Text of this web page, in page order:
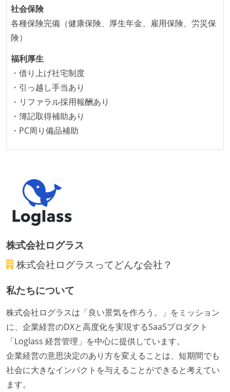
ーまたはペアプログラミングを実施している
「リファクタリングは随時行われるべき」という価値
何らかのコーディング規約をチーム全体で遵守するよ
うにしている
提出されたコードには自動的にリグレッションテスト
が実行される環境が構築されている
テストの実施度
ほとんどのプロダクトコードに単体テストを記述、実
ほとんどの機能に受け入れテストを記述、実施してい
る
機能の実装と同時にテストコードを記述している
アジャイル実践状況
1ヶ月以下の短い期間でのイテレーション開発を実践
している
に準じるチーム内の打ち合わせを行っている
イテレーションの最後などに、定期的にチームでふり
かえりミーティングを行っている
タスク見積もりの単位には絶対量（人日など）ではな
く相対ポイントを用い、極力複数人の意見を調整する
形で行っている
社会保険
各種保険完備（健康保険、厚生年金、雇用保険、労災保
険）
福利厚生
・借り上げ社宅制度
・引っ越し手当あり
・リファラル採用報酬あり
・簿記取得補助あり
・PC周り備品補助
株式会社ログラス
株式会社ログラスってどんな会社？
私たちについて
株式会社ログラスは「良い景気を作ろう。」をミッション
に、企業経営のDXと高度化を実現するSaaSプロダクト
「Loglass 経営管理」を中心に提供しています。
企業経営の意思決定のあり方を変えることは、短期間でも
社会に大きなインパクトを与えることができると考えてい
ます。